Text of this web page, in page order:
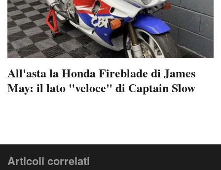
All'asta la Honda Fireblade di James
May: il lato "veloce" di Captain Slow
Articoli correlati